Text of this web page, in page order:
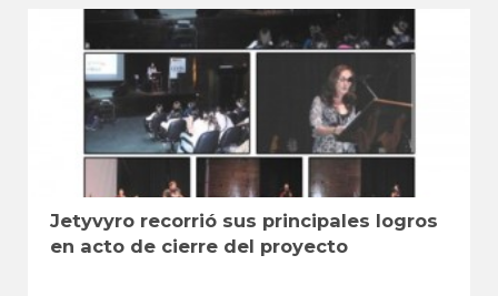
Jetyvyro recorrió sus principales logros
en acto de cierre del proyecto